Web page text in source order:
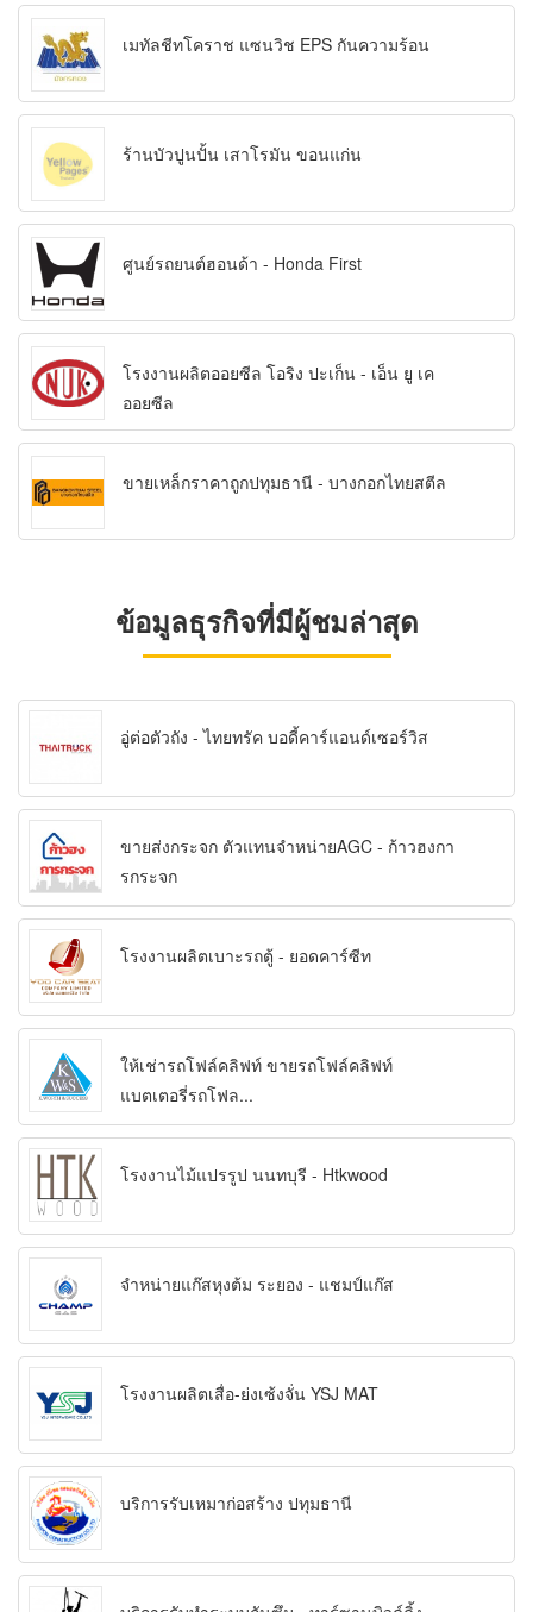
เมทัลชีทโคราช แซนวิช EPS กันความร้อน
ร้านบัวปูนปั้น เสาโรมัน ขอนแก่น
ศูนย์รถยนต์ฮอนด้า - Honda First
โรงงานผลิตออยซีล โอริง ปะเก็น - เอ็น ยู เค
ออยซีล
ขายเหล็กราคาถูกปทุมธานี - บางกอกไทยสตีล
ข้อมูลธุรกิจที่มีผู้ชมล่าสุด
อู่ต่อตัวถัง - ไทยทรัค บอดี้คาร์แอนด์เซอร์วิส
ขายส่งกระจก ตัวแทนจำหน่ายAGC - ก้าวฮงกา
รกระจก
โรงงานผลิตเบาะรถตู้ - ยอดคาร์ซีท
ให้เช่ารถโฟล์คลิฟท์ ขายรถโฟล์คลิฟท์
แบตเตอรี่รถโฟล...
โรงงานไม้แปรรูป นนทบุรี - Htkwood
จำหน่ายแก๊สหุงต้ม ระยอง - แชมป์แก๊ส
โรงงานผลิตเสื่อ-ย่งเซ้งจั่น YSJ MAT
บริการรับเหมาก่อสร้าง ปทุมธานี